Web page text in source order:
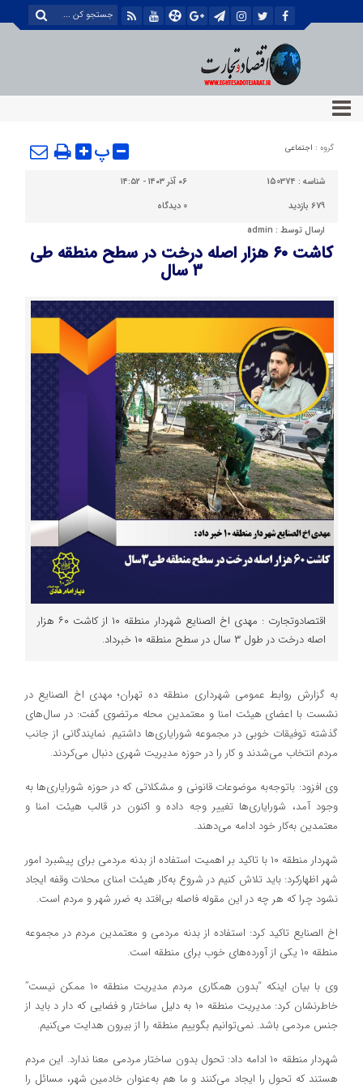
گروه : اجتماعی پ
شناسه : 150374
۰۶ آذر ۱۴۰۳ - ۱۴:۵۲
679 بازدید
0 دیدگاه
ارسال توسط : admin
کاشت ٦٠ هزار اصله درخت در سطح منطقه طی
٣ سال
اقتصادوتجارت : مهدی اخ الصنایع شهردار منطقه ١٠ از کاشت ٦٠ هزار
اصله درخت در طول ٣ سال در سطح منطقه ١٠ خبرداد.
به گزارش روابط عمومی شهرداری منطقه ده تهران؛ مهدی اخ الصنایع در
نشست با اعضای هیئت امنا و معتمدین محله مرتضوی گفت: در سال‌های
گذشته توفیقات خوبی در مجموعه شورایاری‌ها داشتیم. نمایندگانی از جانب
مردم انتخاب می‌شدند و کار را در حوزه مدیریت شهری دنبال می‌کردند.
وی افزود: با‌توجه‌به موضوعات قانونی و مشکلاتی که در حوزه شورایاری‌ها به
وجود آمد، شورایاری‌ها تغییر وجه داده و اکنون در قالب هیئت امنا و
معتمدین به‌کار خود ادامه می‌دهند.
شهردار منطقه ١٠ با تاکید بر اهمیت استفاده از بدنه مردمی برای پیشبرد امور
شهر اظهارکرد: باید تلاش کنیم در شروع به‌کار هیئت امنای محلات وقفه ایجاد
نشود چرا که هر چه در این مقوله فاصله بی‌افتد به ضرر شهر و مردم است.
اخ الصنایع تاکید کرد: استفاده از بدنه مردمی و معتمدین مردم در مجموعه
منطقه ١٠ یکی از آورده‌های خوب برای منطقه است.
وی با بیان اینکه “بدون همکاری مردم مدیریت منطقه ١٠ ممکن نیست”
خاطرنشان کرد: مدیریت منطقه ١٠ به دلیل ساختار و فضایی که دار د باید از
جنس مردمی باشد. نمی‌توانیم بگوییم منطقه را از بیرون هدایت می‌کنیم.
شهردار منطقه ١٠ ادامه داد: تحول بدون ساختار مردمی معنا ندارد. این مردم
هستند که تحول را ایجاد می‌کنند و ما هم به‌عنوان خادمین شهر، مسائل را